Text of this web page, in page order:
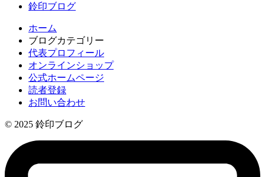
鈴印ブログ
ホーム
ブログカテゴリー
代表プロフィール
オンラインショップ
公式ホームページ
読者登録
お問い合わせ
© 2025 鈴印ブログ